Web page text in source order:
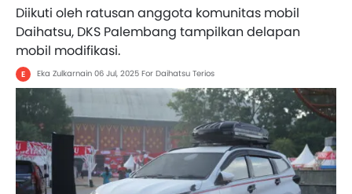
Diikuti oleh ratusan anggota komunitas mobil
Daihatsu, DKS Palembang tampilkan delapan
mobil modifikasi.
E Eka Zulkarnain 06 Jul, 2025 For Daihatsu Terios